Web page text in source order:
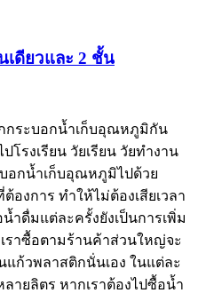
เดียวและ 2 ชั้น
ระบอกน้ำเก็บอุณหภูมิกัน
โรงเรียน วัยเรียน วัยทำงาน
อกน้ำเก็บอุณหภูมิไปด้วย
องการ ทำให้ไม่ต้องเสียเวลา
ำดื่มแต่ละครั้งยังเป็นการเพิ่ม
ราซื้อตามร้านค้าส่วนใหญ่จะ
ก้วพลาสติกนั่นเอง ในแต่ละ
ายลิตร หากเราต้องไปซื้อน้ำ